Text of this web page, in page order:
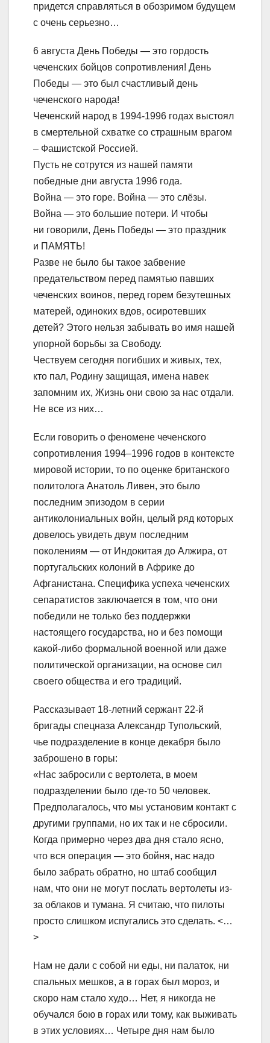
придется справляться в обозримом будущем
с очень серьезно…
6 августа День Победы — это гордость
чеченских бойцов сопротивления! День
Победы — это был счастливый день
чеченского народа!
Чеченский народ в 1994-1996 годах выстоял
в смертельной схватке со страшным врагом
– Фашистской Россией.
Пусть не сотрутся из нашей памяти
победные дни августа 1996 года.
Война — это горе. Война — это слёзы.
Война — это большие потери. И чтобы
ни говорили, День Победы — это праздник
и ПАМЯТЬ!
Разве не было бы такое забвение
предательством перед памятью павших
чеченских воинов, перед горем безутешных
матерей, одиноких вдов, осиротевших
детей? Этого нельзя забывать во имя нашей
упорной борьбы за Свободу.
Чествуем сегодня погибших и живых, тех,
кто пал, Родину защищая, имена навек
запомним их, Жизнь они свою за нас отдали.
Не все из них…
Если говорить о феномене чеченского
сопротивления 1994–1996 годов в контексте
мировой истории, то по оценке британского
политолога Анатоль Ливен, это было
последним эпизодом в серии
антиколониальных войн, целый ряд которых
довелось увидеть двум последним
поколениям — от Индокитая до Алжира, от
португальских колоний в Африке до
Афганистана. Специфика успеха чеченских
сепаратистов заключается в том, что они
победили не только без поддержки
настоящего государства, но и без помощи
какой-либо формальной военной или даже
политической организации, на основе сил
своего общества и его традиций.
Рассказывает 18-летний сержант 22-й
бригады спецназа Александр Тупольский,
чье подразделение в конце декабря было
заброшено в горы:
«Нас забросили с вертолета, в моем
подразделении было где-то 50 человек.
Предполагалось, что мы установим контакт с
другими группами, но их так и не сбросили.
Когда примерно через два дня стало ясно,
что вся операция — это бойня, нас надо
было забрать обратно, но штаб сообщил
нам, что они не могут послать вертолеты из-
за облаков и тумана. Я считаю, что пилоты
просто слишком испугались это сделать. <…
>
Нам не дали с собой ни еды, ни палаток, ни
спальных мешков, а в горах был мороз, и
скоро нам стало худо… Нет, я никогда не
обучался бою в горах или тому, как выживать
в этих условиях… Четыре дня нам было